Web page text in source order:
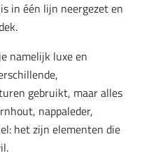
in één lijn neergezet en
namelijk luxe en
gebruikt, maar alles
nappaleder,
het zijn elementen die